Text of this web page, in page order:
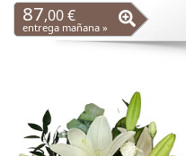
87,00 €
entrega mañana »